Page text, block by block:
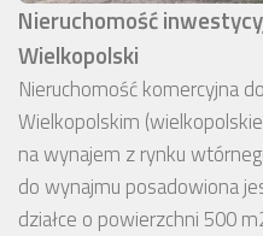
Nieruchomość
Wielkopolski
Nieruchomość komercyjna
Wielkopolskim
na wynajem z rynku
do wynajmu posadowiona
działce o powierzchni 500